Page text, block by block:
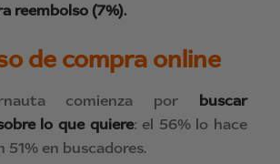
reembolso (7%).
de compra online
comienza por buscar
lo que quiere: el 56% lo hace
51% en buscadores.